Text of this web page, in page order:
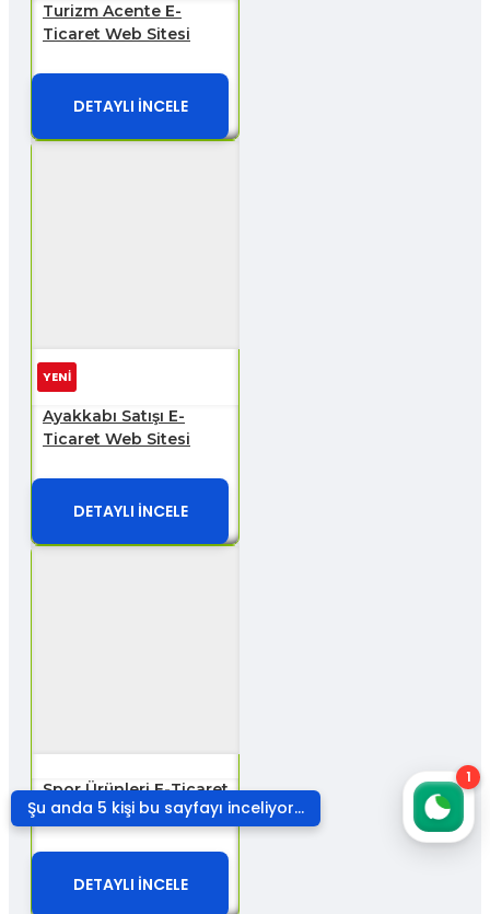
Şu anda 5 kişi bu sayfayı inceliyor...
Turizm Acente E-
Ticaret Web Sitesi
DETAYLI İNCELE
YENİ
Ayakkabı Satışı E-
Ticaret Web Sitesi
DETAYLI İNCELE
Spor Ürünleri E-Ticaret
Web Sitesi
DETAYLI İNCELE
1